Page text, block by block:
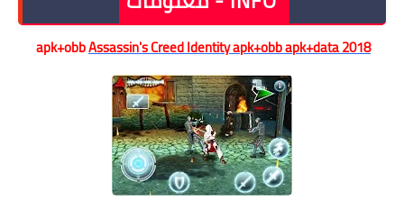
apk+obbAssassin's Creed Identity apk+obbapk+data2018